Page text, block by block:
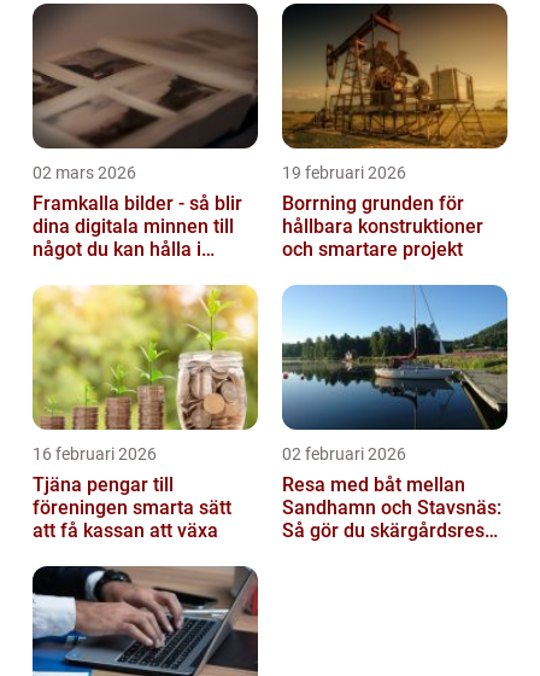
02 mars 2026
Framkalla bilder - så blir
dina digitala minnen till
något du kan hålla i
19 februari 2026
Borrning grunden för
hållbara konstruktioner
och smartare projekt
16 februari 2026
Tjäna pengar till
föreningen smarta sätt
att få kassan att växa
02 februari 2026
Resa med båt mellan
Sandhamn och Stavsnäs:
Så gör du skärgårdsresan